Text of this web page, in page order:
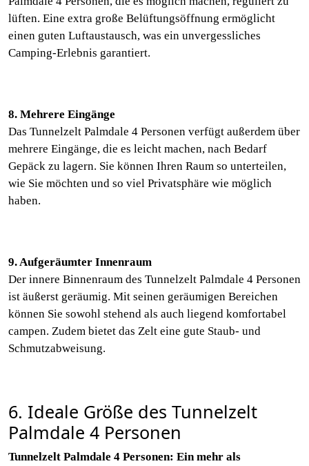
lüften. Eine extra große Belüftungsöffnung ermöglicht
einen guten Luftaustausch, was ein unvergessliches
Camping-Erlebnis garantiert.
8. Mehrere Eingänge
Das Tunnelzelt Palmdale 4 Personen verfügt außerdem über
mehrere Eingänge, die es leicht machen, nach Bedarf
Gepäck zu lagern. Sie können Ihren Raum so unterteilen,
wie Sie möchten und so viel Privatsphäre wie möglich
haben.
9. Aufgeräumter Innenraum
Der innere Binnenraum des Tunnelzelt Palmdale 4 Personen
ist äußerst geräumig. Mit seinen geräumigen Bereichen
können Sie sowohl stehend als auch liegend komfortabel
campen. Zudem bietet das Zelt eine gute Staub- und
Schmutzabweisung.
6. Ideale Größe des Tunnelzelt
Palmdale 4 Personen
Tunnelzelt Palmdale 4 Personen: Ein mehr als